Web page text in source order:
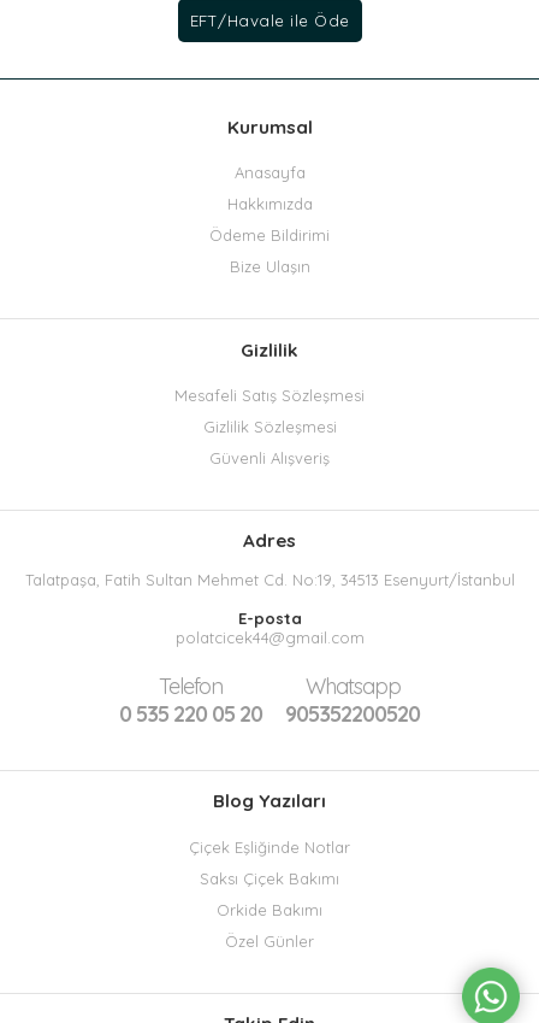
Kurumsal
Anasayfa
Hakkımızda
Ödeme Bildirimi
Bize Ulaşın
Gizlilik
Mesafeli Satış Sözleşmesi
Gizlilik Sözleşmesi
Güvenli Alışveriş
Adres
Talatpaşa, Fatih Sultan Mehmet Cd. No:19, 34513 Esenyurt/İstanbul
E-posta
polatcicek44@gmail.com
Telefon
0 535 220 05 20
Whatsapp
905352200520
Blog Yazıları
Çiçek Eşliğinde Notlar
Saksı Çiçek Bakımı
Orkide Bakımı
Özel Günler